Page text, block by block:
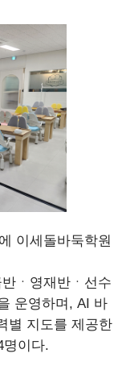
이세돌바둑학원
ㆍ영재반ㆍ선수
운영하며, AI 바
별 지도를 제공한
명이다.